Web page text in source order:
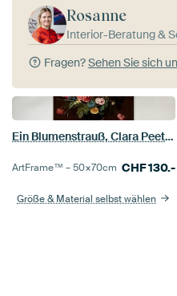
Rosanne
Interior-Beratung &
Fragen?Sehen Sie sich
Ein Blumenstrauß, Clara Peeters
ArtFrame™ –50×70cm CHF130.-
Größe & Material selbst wählen